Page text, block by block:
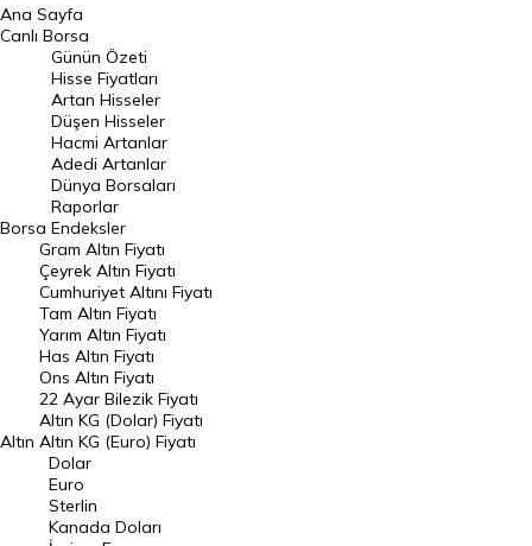
BIST 100 Hisseleri
En Çok Artan Hisseler
En Çok Düşen Hisseler
Hacmi Artanlar
Geçmiş Kapanışlar
Dünya Borsaları
Raporlar
Endeksler
DÖVİZ
Döviz Kuru
Dolar Kuru
Euro Kuru
Pound Kuru
Frank Kuru
Ana Sayfa
Canlı Borsa
Borsa
Günün Özeti
Hisse Fiyatları
Artan Hisseler
Düşen Hisseler
Hacmi Artanlar
Adedi Artanlar
Dünya Borsaları
Raporlar
Endeksler
Altın
Gram Altın Fiyatı
Çeyrek Altın Fiyatı
Cumhuriyet Altını Fiyatı
Tam Altın Fiyatı
Yarım Altın Fiyatı
Has Altın Fiyatı
Ons Altın Fiyatı
22 Ayar Bilezik Fiyatı
Altın KG (Dolar) Fiyatı
Altın KG (Euro) Fiyatı
Dolar
Euro
Sterlin
Kanada Doları